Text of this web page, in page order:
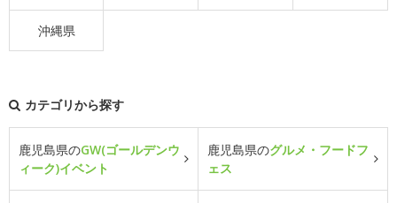
沖縄県
カテゴリから探す
鹿児島県のGW(ゴールデンウ
ィーク)イベント
鹿児島県のグルメ・フードフ
ェス